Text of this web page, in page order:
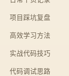
项目踩坑复盘
高效学习方法
实战代码技巧
代码调试思路